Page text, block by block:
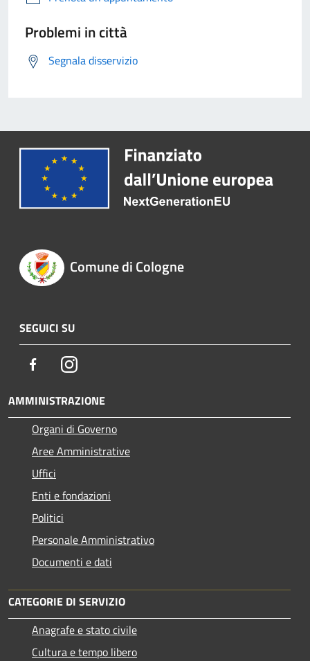
Problemi in città
Segnala disservizio
Comune di Cologne
SEGUICI SU
FacebookInstagram
AMMINISTRAZIONE
Organi di Governo
Aree Amministrative
Uffici
Enti e fondazioni
Politici
Personale Amministrativo
Documenti e dati
CATEGORIE DI SERVIZIO
Anagrafe e stato civile
Cultura e tempo libero